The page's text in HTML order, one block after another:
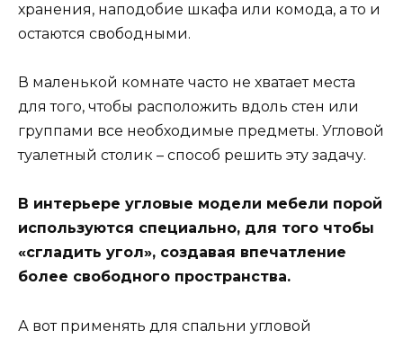
хранения, наподобие шкафа или комода, а то и
остаются свободными.
В маленькой комнате часто не хватает места
для того, чтобы расположить вдоль стен или
группами все необходимые предметы. Угловой
туалетный столик – способ решить эту задачу.
В интерьере угловые модели мебели порой
используются специально, для того чтобы
«сгладить угол», создавая впечатление
более свободного пространства.
А вот применять для спальни угловой